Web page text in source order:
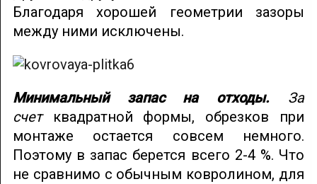
Благодаря хорошей геометрии зазоры
между ними исключены.
Минимальный запас на отходы. За
счетквадратной формы, обрезков при
монтаже остается совсем немного.
Поэтому в запас берется всего 2-4 %. Что
не сравнимо с обычным ковролином, для